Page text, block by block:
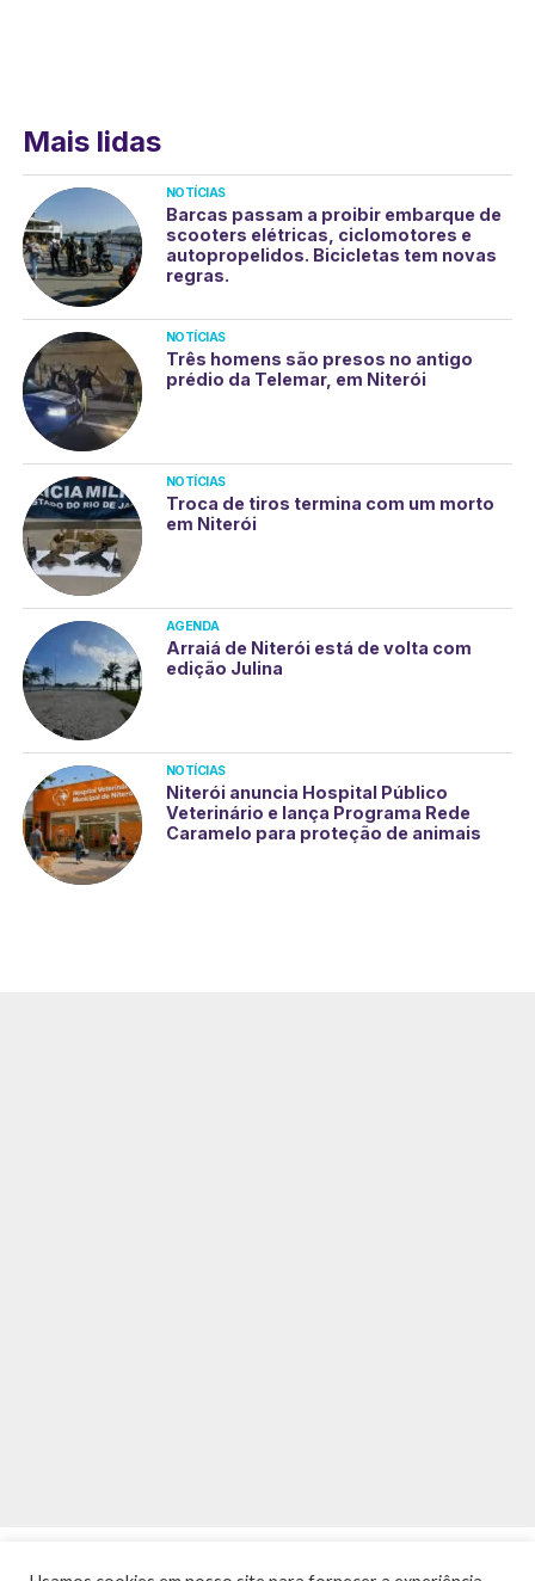
Mais lidas
NOTÍCIAS
Barcas passam a proibir embarque de
scooters elétricas, ciclomotores e
autopropelidos. Bicicletas tem novas
regras.
NOTÍCIAS
Três homens são presos no antigo
prédio da Telemar, em Niterói
NOTÍCIAS
Troca de tiros termina com um morto
em Niterói
AGENDA
Arraiá de Niterói está de volta com
edição Julina
NOTÍCIAS
Niterói anuncia Hospital Público
Veterinário e lança Programa Rede
Caramelo para proteção de animais